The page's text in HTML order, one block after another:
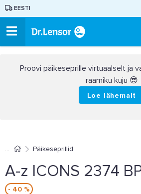
EESTI
Proovi päikeseprille virtuaalselt ja
raamiku kuju 😎
Loe lähemalt
Päikeseprillid
A-z ICONS 2374
- 40 %